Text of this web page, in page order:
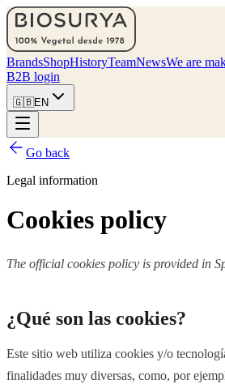
BrandsShopHistoryTeamNewsWe are
B2B login
🇬🇧EN
Go back
Legal information
Cookies policy
The official cookies policy is provided in
¿Qué son las cookies?
Este sitio web utiliza cookies y/o
finalidades muy diversas, como, por